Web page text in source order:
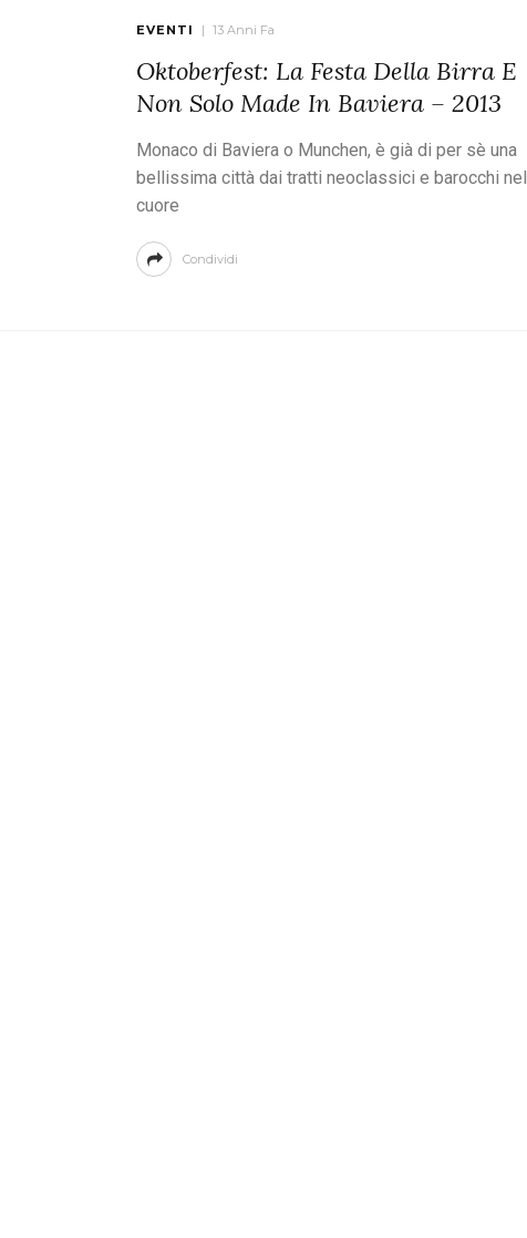
EVENTI 13 Anni Fa
Oktoberfest: La Festa Della Birra E
Non Solo Made In Baviera – 2013
Monaco di Baviera o Munchen, è già di per sè una
bellissima città dai tratti neoclassici e barocchi nel
cuore
Condividi